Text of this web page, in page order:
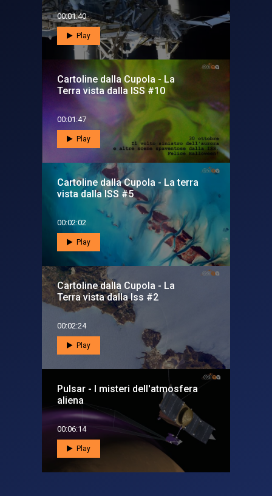
00:01:40
Play
Cartoline dalla Cupola - La
Terra vista dalla ISS #10
00:01:47
Play
Cartoline dalla Cupola - La terra
vista dalla ISS #5
00:02:02
Play
Cartoline dalla Cupola - La
Terra vista dalla Iss #2
00:02:24
Play
Pulsar - I misteri dell'atmosfera
aliena
00:06:14
Play